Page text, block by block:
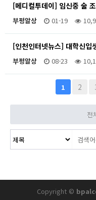
[메디컬투데이] 임신중 술
부평알상 01-19
[인천인터넷뉴스] 대학신
부평알상 08-23
1 2
전
Copyright ©